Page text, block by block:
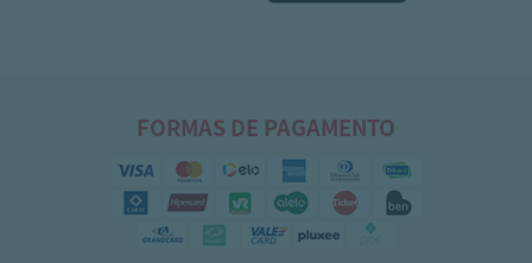
FORMAS DE PAGAMENTO